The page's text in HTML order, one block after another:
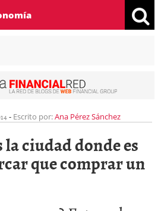
- Escrito por:Ana Pérez Sánchez
la ciudad donde es
que comprar un